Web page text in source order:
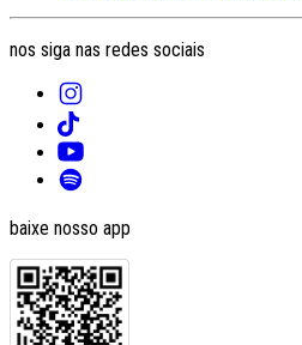
nos siga nas redes sociais
baixe nosso app